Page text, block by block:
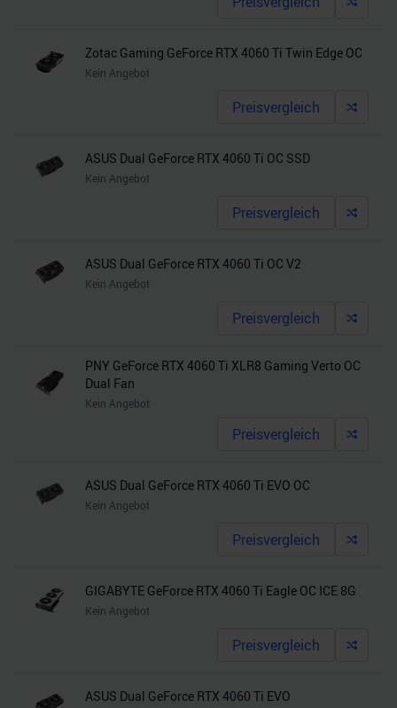
Zotac Gaming GeForce RTX 4060 Ti Twin Edge OC
Kein Angebot
Preisvergleich
ASUS Dual GeForce RTX 4060 Ti OC SSD
Kein Angebot
Preisvergleich
ASUS Dual GeForce RTX 4060 Ti OC V2
Kein Angebot
Preisvergleich
PNY GeForce RTX 4060 Ti XLR8 Gaming Verto OC
Dual Fan
Kein Angebot
Preisvergleich
ASUS Dual GeForce RTX 4060 Ti EVO OC
Kein Angebot
Preisvergleich
GIGABYTE GeForce RTX 4060 Ti Eagle OC ICE 8G
Kein Angebot
Preisvergleich
ASUS Dual GeForce RTX 4060 Ti EVO